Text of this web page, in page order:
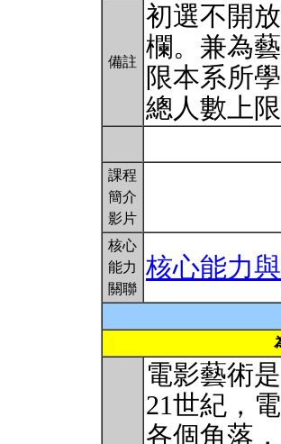
備註
初選不開
欄。兼為
限本系所
總人數上
課程
簡介
影片
核心
能力
關聯
核心能力
電影藝術
21世紀，
各個角落